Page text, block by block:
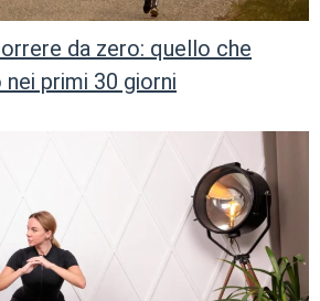
da zero: quello che
primi 30 giorni